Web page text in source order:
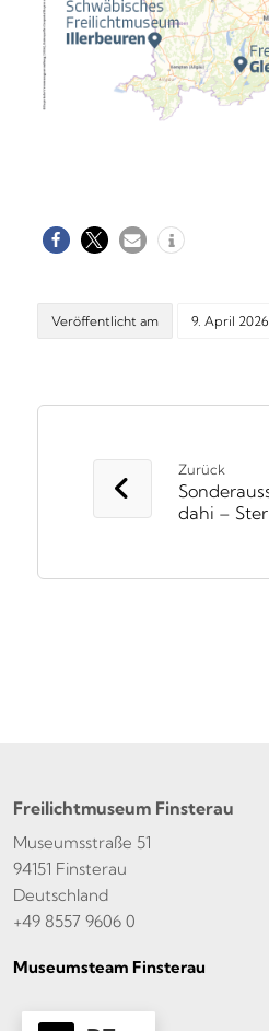
Veröffentlicht am 9. April 2026
Zurück
dahi –
Freilichtmuseum Finsterau
Museumsstraße 51
94151 Finsterau
Deutschland
+49 8557 9606 0
Museumsteam Finsterau